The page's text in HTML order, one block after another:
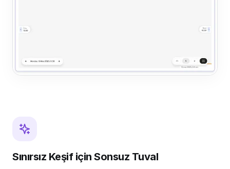
Sınırsız Keşif için Sonsuz Tuval